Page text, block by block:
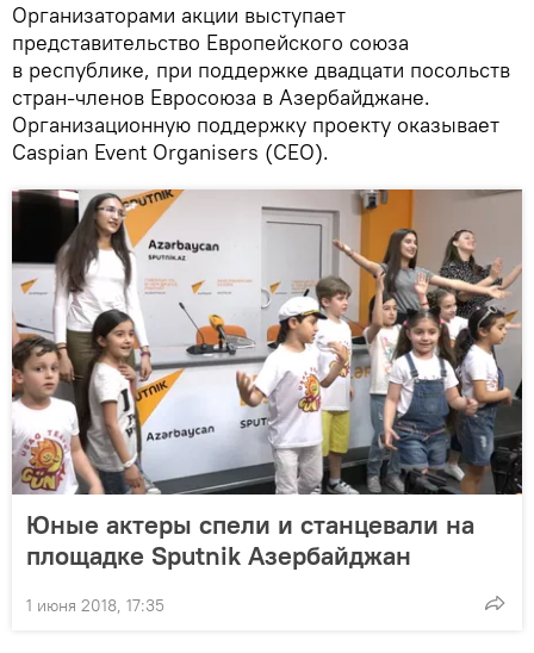
Организаторами акции выступает
представительство Европейского союза
в республике, при поддержке двадцати посольств
стран-членов Евросоюза в Азербайджане.
Организационную поддержку проекту оказывает
Caspian Event Organisers (CEO).
Юные актеры спели и станцевали на
площадке Sputnik Азербайджан
1 июня 2018, 17:35